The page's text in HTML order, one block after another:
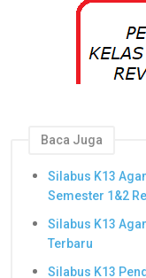
Baca Juga
Silabus K13
Semester 1&2
Silabus K13
Terbaru
Silabus K13